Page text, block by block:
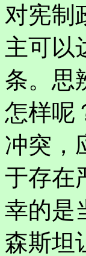
对宪制
主可以
条。思
怎样呢
冲突，
于存在
幸的是
森斯坦